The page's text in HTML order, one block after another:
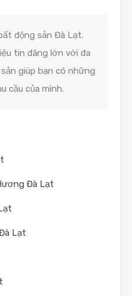
động sản Đà Lạt.
tin đăng lớn với đa
giúp bạn có những
cầu của mình.
Đà Lạt
Lạt